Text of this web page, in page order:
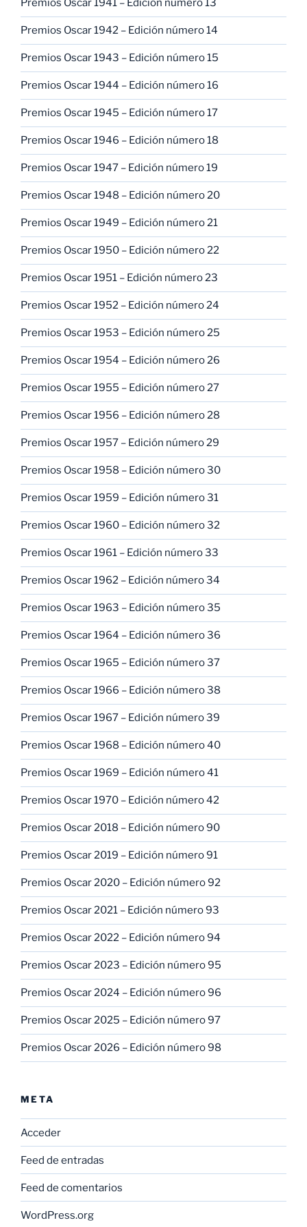
Premios Oscar 1941 – Edición número 13
Premios Oscar 1942 – Edición número 14
Premios Oscar 1943 – Edición número 15
Premios Oscar 1944 – Edición número 16
Premios Oscar 1945 – Edición número 17
Premios Oscar 1946 – Edición número 18
Premios Oscar 1947 – Edición número 19
Premios Oscar 1948 – Edición número 20
Premios Oscar 1949 – Edición número 21
Premios Oscar 1950 – Edición número 22
Premios Oscar 1951 – Edición número 23
Premios Oscar 1952 – Edición número 24
Premios Oscar 1953 – Edición número 25
Premios Oscar 1954 – Edición número 26
Premios Oscar 1955 – Edición número 27
Premios Oscar 1956 – Edición número 28
Premios Oscar 1957 – Edición número 29
Premios Oscar 1958 – Edición número 30
Premios Oscar 1959 – Edición número 31
Premios Oscar 1960 – Edición número 32
Premios Oscar 1961 – Edición número 33
Premios Oscar 1962 – Edición número 34
Premios Oscar 1963 – Edición número 35
Premios Oscar 1964 – Edición número 36
Premios Oscar 1965 – Edición número 37
Premios Oscar 1966 – Edición número 38
Premios Oscar 1967 – Edición número 39
Premios Oscar 1968 – Edición número 40
Premios Oscar 1969 – Edición número 41
Premios Oscar 1970 – Edición número 42
Premios Oscar 2018 – Edición número 90
Premios Oscar 2019 – Edición número 91
Premios Oscar 2020 – Edición número 92
Premios Oscar 2021 – Edición número 93
Premios Oscar 2022 – Edición número 94
Premios Oscar 2023 – Edición número 95
Premios Oscar 2024 – Edición número 96
Premios Oscar 2025 – Edición número 97
Premios Oscar 2026 – Edición número 98
META
Acceder
Feed de entradas
Feed de comentarios
WordPress.org